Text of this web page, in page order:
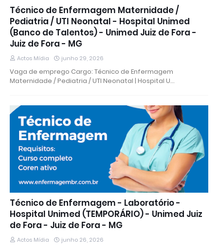
Técnico de Enfermagem Maternidade /
Pediatria / UTI Neonatal - Hospital Unimed
(Banco de Talentos) - Unimed Juiz de Fora -
Juiz de Fora - MG
Actos Mídia junho 29, 2026
Vaga de emprego Cargo: Técnico de Enfermagem
Maternidade / Pediatria / UTI Neonatal | Hospital U…
Técnico de Enfermagem - Laboratório -
Hospital Unimed (TEMPORÁRIO) - Unimed Juiz
de Fora - Juiz de Fora - MG
Actos Mídia junho 26, 2026